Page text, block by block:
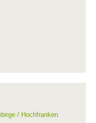
/ Hochfranken